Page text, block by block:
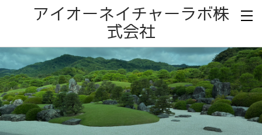
アイオーネイチャーラボ株
式会社